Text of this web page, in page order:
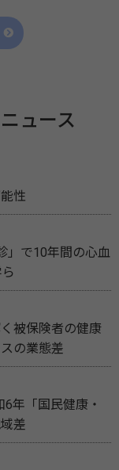
ュース
性
」で10年間の心血
被保険者の健康
の業態差
年「国民健康・
差